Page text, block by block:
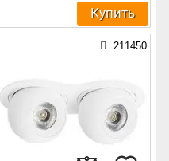
Купить
211450